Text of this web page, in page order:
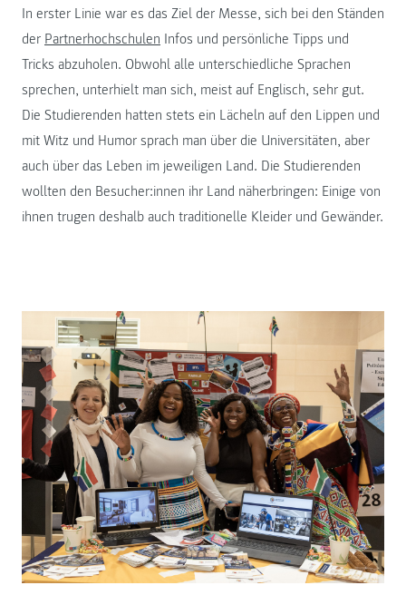
In erster Linie war es das Ziel der Messe, sich bei den Ständen
der Partnerhochschulen Infos und persönliche Tipps und
Tricks abzuholen. Obwohl alle unterschiedliche Sprachen
sprechen, unterhielt man sich, meist auf Englisch, sehr gut.
Die Studierenden hatten stets ein Lächeln auf den Lippen und
mit Witz und Humor sprach man über die Universitäten, aber
auch über das Leben im jeweiligen Land. Die Studierenden
wollten den Besucher:innen ihr Land näherbringen: Einige von
ihnen trugen deshalb auch traditionelle Kleider und Gewänder.